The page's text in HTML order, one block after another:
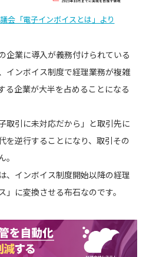
会「電子インボイスとは」より
企業に導入が義務付けられている
インボイス制度で経理業務が複雑
る企業が大半を占めることになる
取引に未対応だから」と取引先に
を逆行することになり、取引その
、インボイス制度開始以降の経理
に変換させる布石なのです。